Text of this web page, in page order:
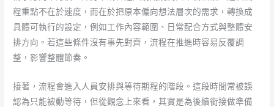
程重點不在於速度，而在於把原本偏向想法層次的需求，轉換成
具體可執行的設定，例如工作內容範圍、日常配合方式與整體安
排方向。若這些條件沒有事先對齊，流程在推進時容易反覆調
整，影響整體節奏。
接著，流程會進入人員安排與等待期程的階段。這段時間常被誤
認為只能被動等待，但從觀念上來看，其實是為後續銜接做準備